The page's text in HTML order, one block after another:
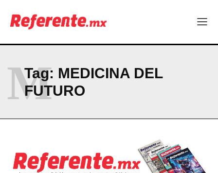
RESUMEN DE COLUMNAS
ABOUT
CONTACT
Tag: MEDICINA DEL
FUTURO
M